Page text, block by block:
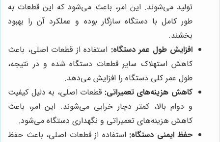
تولید می‌شوند. این امر، باعث می‌شود که این قطعات به
طور کامل با دستگاه سازگار بوده و عملکرد آن را بهبود
بخشند.
افزایش طول عمر دستگاه: استفاده از قطعات اصلی، باعث
کاهش استهلاک سایر قطعات دستگاه شده و در نتیجه،
طول عمر کلی دستگاه را افزایش می‌دهد.
کاهش هزینه‌های تعمیراتی: قطعات اصلی، به دلیل کیفیت
و دوام بالا، کمتر دچار خرابی می‌شوند. این امر، باعث
کاهش هزینه‌های تعمیراتی و نگهداری دستگاه می‌شود.
حفظ ایمنی دستگاه: استفاده از قطعات اصلی، باعث حفظ